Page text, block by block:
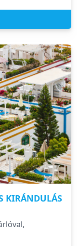
KIRÁNDULÁS